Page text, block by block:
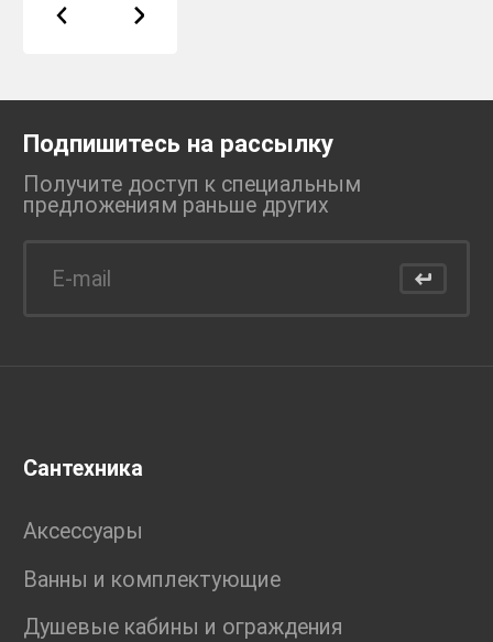
Подпишитесь на рассылку
Получите доступ к специальным
предложениям раньше других
Сантехника
Аксессуары
Ванны и комплектующие
Душевые кабины и ограждения